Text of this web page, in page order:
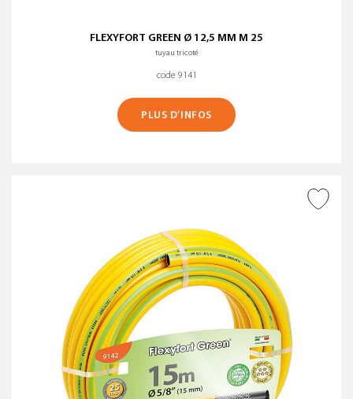
FLEXYFORT GREEN Ø 12,5 MM M 25
tuyau tricoté
code 9141
PLUS D’INFOS